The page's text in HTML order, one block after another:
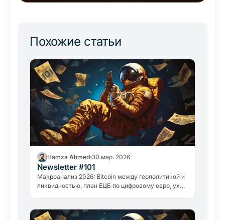
Похожие статьи
Hamza Ahmed 30 мар. 2026
Newsletter #101
Макроанализ 2026: Bitcoin между геополитикой и
ликвидностью, план ЕЦБ по цифровому евро, уход